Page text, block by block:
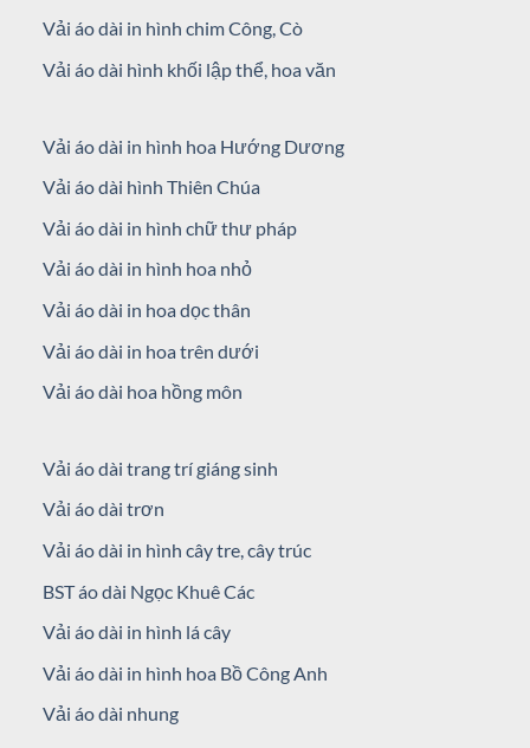
Vải áo dài in hình chim Công, Cò
Vải áo dài hình khối lập thể, hoa văn
Vải áo dài in hình hoa Hướng Dương
Vải áo dài hình Thiên Chúa
Vải áo dài in hình chữ thư pháp
Vải áo dài in hình hoa nhỏ
Vải áo dài in hoa dọc thân
Vải áo dài in hoa trên dưới
Vải áo dài hoa hồng môn
Vải áo dài trang trí giáng sinh
Vải áo dài trơn
Vải áo dài in hình cây tre, cây trúc
BST áo dài Ngọc Khuê Các
Vải áo dài in hình lá cây
Vải áo dài in hình hoa Bồ Công Anh
Vải áo dài nhung